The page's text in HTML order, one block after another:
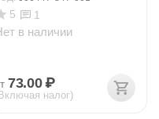
5 1
в наличии
73.00 ₽
налог)